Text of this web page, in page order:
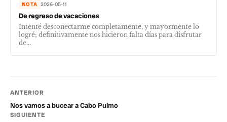
NOTA 2026-05-11
De regreso de vacaciones
Intenté desconectarme completamente, y mayormente lo
logré; definitivamente nos hicieron falta días para disfrutar
de...
ANTERIOR
Nos vamos a bucear a Cabo Pulmo
SIGUIENTE